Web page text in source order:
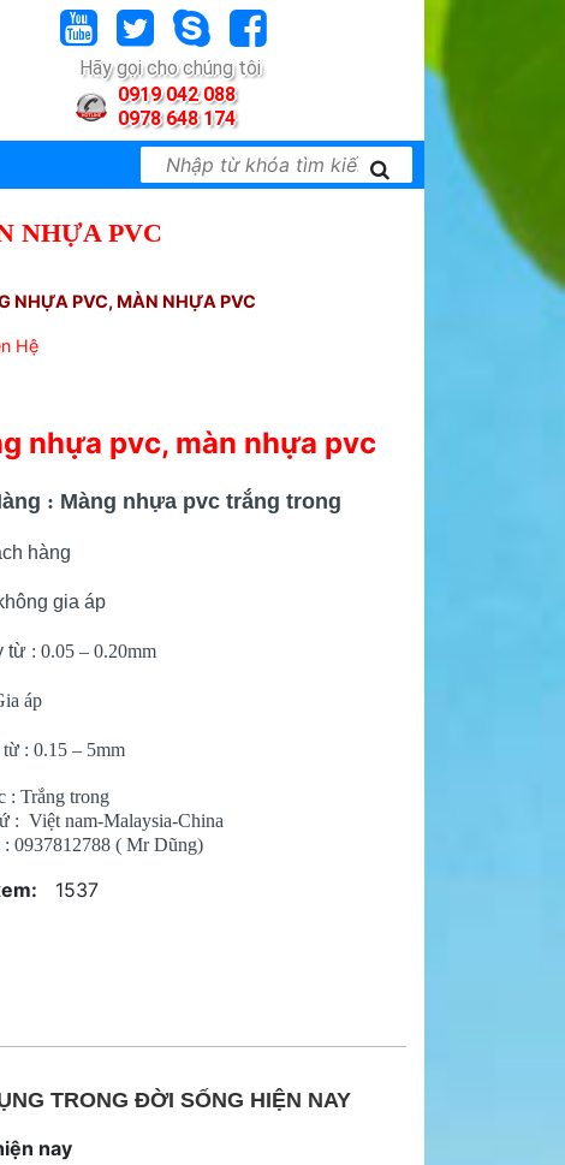
Hãy gọi cho chúng tôi
0919 042 088
0978 648 174
NHỰA PVC
NHỰA PVC, MÀN NHỰA PVC
Hệ
nhựa pvc, màn nhựa pvc
: Màng nhựa pvc trắng trong
hàng
gia áp
từ : 0.05 – 0.20mm
áp
: 0.15 – 5mm
: Trắng trong
: Việt nam-Malaysia-China
: 0937812788 ( Mr Dũng)
1537
TRONG ĐỜI SỐNG HIỆN NAY
nay